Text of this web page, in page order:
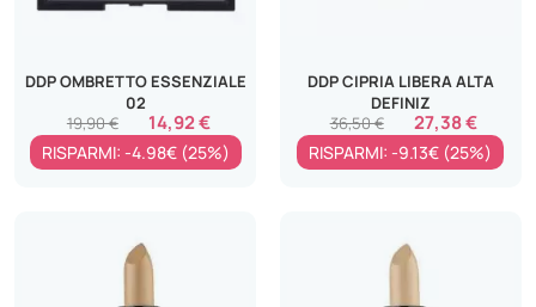
DDP OMBRETTO ESSENZIALE
02
14,92 €
19,90 €
RISPARMI: -4.98€ (25%)
DDP CIPRIA LIBERA ALTA
DEFINIZ
27,38 €
36,50 €
RISPARMI: -9.13€ (25%)